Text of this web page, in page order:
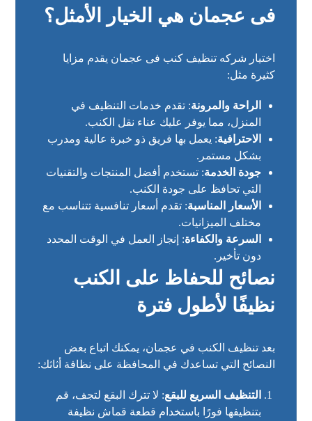
فى عجمان هي الخيار الأمثل؟
اختيار شركه تنظيف كنب فى عجمان يقدم مزايا
كثيرة مثل:
الراحة والمرونة: تقدم خدمات التنظيف في
المنزل، مما يوفر عليك عناء نقل الكنب.
الاحترافية: يعمل بها فريق ذو خبرة عالية ومدرب
بشكل مستمر.
جودة الخدمة: تستخدم أفضل المنتجات والتقنيات
التي تحافظ على جودة الكنب.
الأسعار المناسبة: تقدم أسعار تنافسية تتناسب مع
مختلف الميزانيات.
السرعة والكفاءة: إنجاز العمل في الوقت المحدد
دون تأخير.
نصائح للحفاظ على الكنب
نظيفًا لأطول فترة
بعدتنظيف الكنب في عجمان، يمكنك اتباع بعض
النصائح التي تساعدك في المحافظة على نظافة أثاثك:
التنظيف السريع للبقع: لا تترك البقع لتجف، قم
بتنظيفها فورًا باستخدام قطعة قماش نظيفة